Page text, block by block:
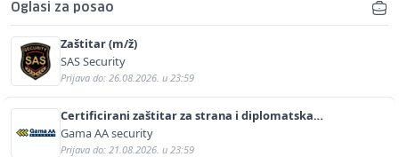
Oglasi za posao
Zaštitar (m/ž)
SAS Security
Prijava do: 26.08.2026. u 23:59
Certificirani zaštitar za strana i diplomatska
predstavništva (m/ž)
Gama AA security
Prijava do: 21.08.2026. u 23:59